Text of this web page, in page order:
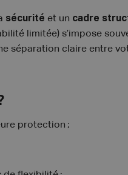
sécurité et un cadre
limitée) s’impose
séparation claire entre
protection ;